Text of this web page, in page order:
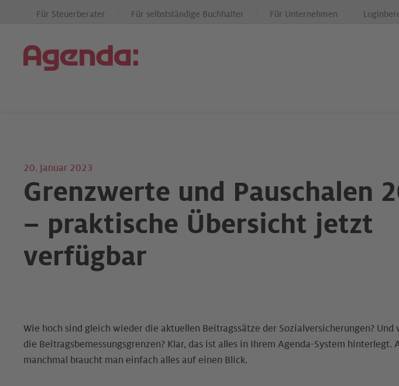
Für Steuerberater Für selbstständige Buchhalter Für Unternehmen
20. Januar 2023
Grenzwerte und Pauschalen
– praktische Übersicht jetzt
verfügbar
Wie hoch sind gleich wieder die aktuellen Beitragssätze der Sozialversicherungen? Und
die Beitragsbemessungsgrenzen? Klar, das ist alles in Ihrem Agenda-System hinterlegt.
manchmal braucht man einfach alles auf einen Blick.